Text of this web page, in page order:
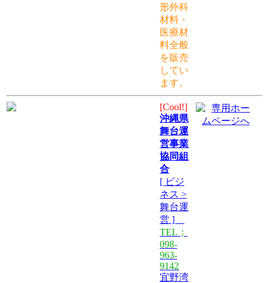
形外科
材料・
医療材
料全般
を販売
してい
ます。
[Cool!]
沖縄県
舞台運
営事業
協同組
合
[ ビジ
ネス >
舞台運
営 ]
TEL；
098-
963-
9142
宜野湾